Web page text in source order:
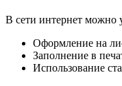
В сети интернет можно
Оформление на
Заполнение в
Использование